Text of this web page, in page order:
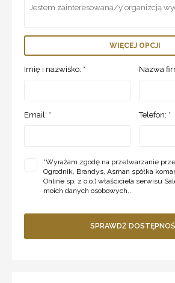
WIĘCEJ OPCJI
Imię i nazwisko: * Nazwa
Email: * Telefon: *
*Wyrażam zgodę na przetwarzanie
Ogrodnik, Brandys, Asman spółka
Online sp. z o.o.) właściciela serwisu
moich danych osobowych...
SPRAWDŹ